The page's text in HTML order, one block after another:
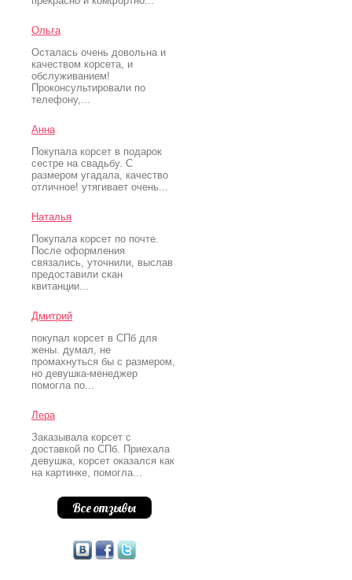
Ольга
Осталась очень довольна и
качеством корсета, и
обслуживанием!
Проконсультировали по
телефону,...
Анна
Покупала корсет в подарок
сестре на свадьбу. С
размером угадала, качество
отличное! утягивает очень...
Наталья
Покупала корсет по почте.
После оформления
связались, уточнили, выслав
предоставили скан
квитанции...
Дмитрий
покупал корсет в СПб для
жены. думал, не
промахнуться бы с размером,
но девушка-менеджер
помогла по...
Лера
Заказывала корсет с
доставкой по СПб. Приехала
девушка, корсет оказался как
на картинке, помогла...
Все отзывы